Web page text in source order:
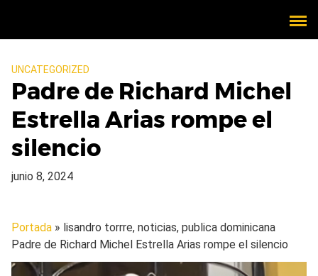
UNCATEGORIZED
Padre de Richard Michel
Estrella Arias rompe el
silencio
junio 8, 2024
Portada » lisandro torrre, noticias, publica dominicana
Padre de Richard Michel Estrella Arias rompe el silencio